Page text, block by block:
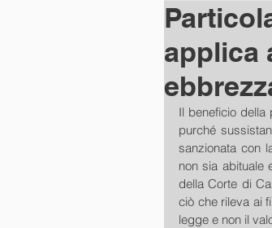
applica
Il beneficio della
purché
sanzionata con
non sia abituale
della Corte di
ciò che rileva ai
legge e non il